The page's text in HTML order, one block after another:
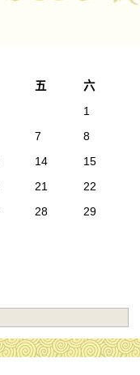
五
六
1
7
8
14
15
21
22
28
29